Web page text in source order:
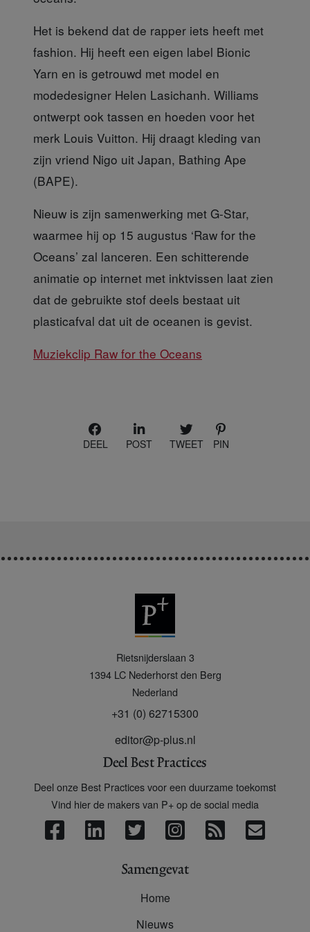
Het is bekend dat de rapper iets heeft met
fashion. Hij heeft een eigen label Bionic
Yarn en is getrouwd met model en
modedesigner Helen Lasichanh. Williams
ontwerpt ook tassen en hoeden voor het
merk Louis Vuitton. Hij draagt kleding van
zijn vriend Nigo uit Japan, Bathing Ape
(BAPE).
Nieuw is zijn samenwerking met G-Star,
waarmee hij op 15 augustus ‘Raw for the
Oceans’ zal lanceren. Een schitterende
animatie op internet met inktvissen laat zien
dat de gebruikte stof deels bestaat uit
plasticafval dat uit de oceanen is gevist.
Muziekclip Raw for the Oceans
DEEL POST TWEET PIN
Rietsnijderslaan 3
1394 LC Nederhorst den Berg
Nederland
+31 (0) 62715300
editor@p-plus.nl
Deel Best Practices
Deel onze Best Practices voor een duurzame toekomst
Vind hier de makers van P+ op de social media
Samengevat
Home
Nieuws